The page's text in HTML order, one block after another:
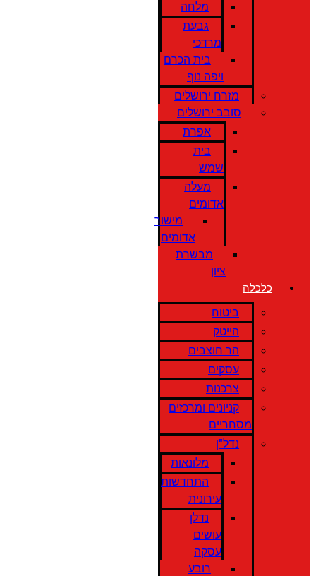
מלחה
גבעת
מרדכי
בית הכרם
ויפה נוף
מזרח ירושלים
סובב ירושלים
אפרת
בית
שמש
מעלה
אדומים
מישור
אדומים
מבשרת
ציון
כלכלה
ביטוח
הייטק
הר חוצבים
עסקים
צרכנות
קניונים ומרכזים
מסחריים
נדל"ן
מלונאות
התחדשות
עירונית
נדלן
עושים
עסקה
רובע